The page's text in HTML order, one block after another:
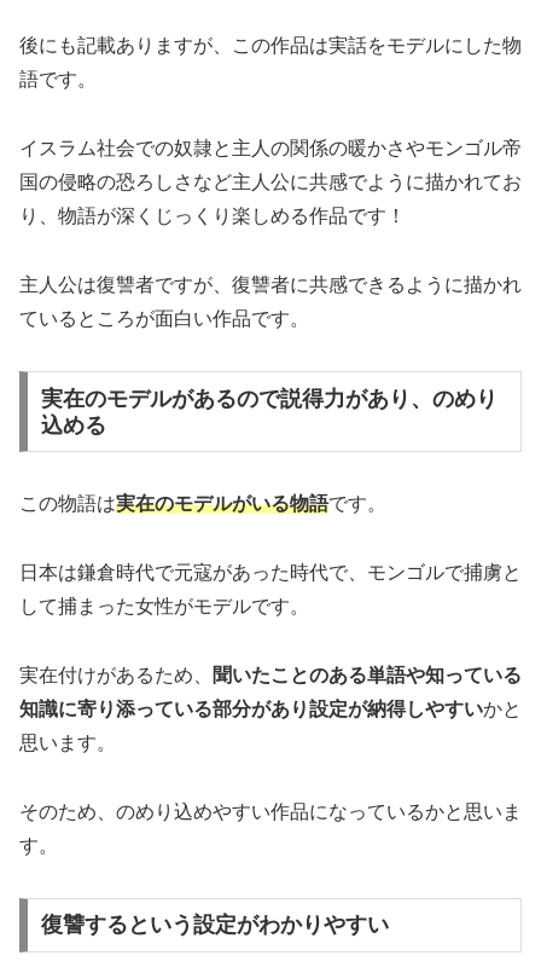
後にも記載ありますが、この作品は実話をモデルにした物
語です。
イスラム社会での奴隷と主人の関係の暖かさやモンゴル帝
国の侵略の恐ろしさなど主人公に共感でように描かれてお
り、物語が深くじっくり楽しめる作品です！
主人公は復讐者ですが、復讐者に共感できるように描かれ
ているところが面白い作品です。
実在のモデルがあるので説得力があり、のめり
込める
この物語は実在のモデルがいる物語です。
日本は鎌倉時代で元寇があった時代で、モンゴルで捕虜と
して捕まった女性がモデルです。
実在付けがあるため、
聞いたことのある単語や知っている
知識に寄り添っている部分があり設定が納得しやすいかと
思います。
そのため、のめり込めやすい作品になっているかと思いま
す。
復讐するという設定がわかりやすい